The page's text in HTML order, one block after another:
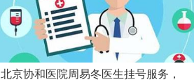
北京协和医院周易冬医生挂号服务，